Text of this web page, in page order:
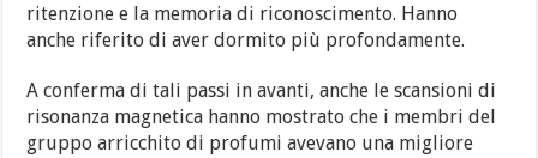
ritenzione e la memoria di riconoscimento. Hanno
anche riferito di aver dormito più profondamente.
A conferma di tali passi in avanti, anche le scansioni di
risonanza magnetica hanno mostrato che i membri del
gruppo arricchito di profumi avevano una migliore